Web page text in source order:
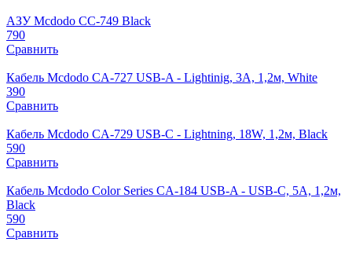
АЗУ Mcdodo CC-749 Black
790
Сравнить
Кабель Mcdodo CA-727 USB-A - Lightinig, 3A, 1,2м, White
390
Сравнить
Кабель Mcdodo CA-729 USB-C - Lightning, 18W, 1,2м, Black
590
Сравнить
Кабель Mcdodo Color Series CA-184 USB-A - USB-C, 5A, 1,2м,
Black
590
Сравнить